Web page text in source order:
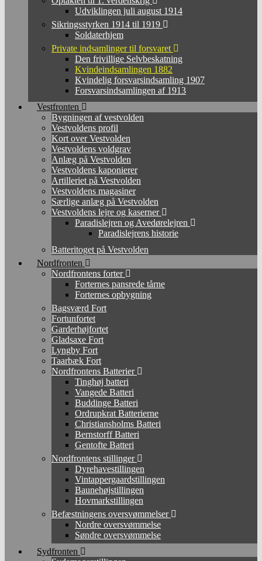
Udviklingen juli august 1914
Sikringsstyrken 1914 til 1919
Soldaterhjem
Private indsamlinger til forsvaret
Den frivillige Selvbeskatning
Kvindeindsamlingen 1882
Kvindelig forsvarsindsamling 1907
Forsvarsindsamlingen af 1913
Vestfronten
Bygningen af vestvolden
Vestvoldens profil
Kort over Vestvolden
Vestvoldens voldgrav
Anlæg på Vestvolden
Vestvoldens kaponierer
Artilleriet på Vestvolden
Vestvoldens magasiner
Særlige anlæg på Vestvolden
Vestvoldens lejre og kaserner
Paradislejren og Avedørelejren
Paradislejrens historie
Batteritoget på Vestvolden
Nordfronten
Nordfrontens forter
Forternes pansrede tårne
Forternes opbygning
Bagsværd Fort
Fortunfortet
Garderhøjfortet
Gladsaxe Fort
Lyngby Fort
Taarbæk Fort
Nordfrontens Batterier
Tinghøj batteri
Vangede Batteri
Buddinge Batteri
Ordrupkrat Batterierne
Christiansholms Batteri
Bernstorff Batteri
Gentofte Batteri
Nordfrontens stillinger
Dyrehavestillingen
Vintappergaardstillingen
Baunehøjstillingen
Hovmarkstillingen
Befæstningens oversvømmelser
Nordre oversvømmelse
Søndre oversvømmelse
Sydfronten